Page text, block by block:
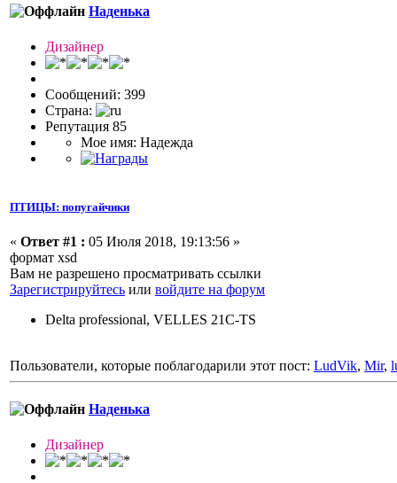
Наденька
Дизайнер
Сообщений: 399
Страна:
Репутация 85
Мое имя: Надежда
ПТИЦЫ: попугайчики
« Ответ #1 : 05 Июля 2018, 19:13:56 »
формат xsd
Вам не разрешено просматривать ссылки
Зарегистрируйтесь или войдите на форум
Delta professional, VELLES 21C-TS
Пользователи, которые поблагодарили этот пост: LudVik, Mir,
Наденька
Дизайнер